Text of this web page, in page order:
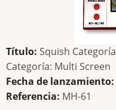
Título: Squish Categoría
Categoría: Multi Screen
Fecha de lanzamiento:
Referencia: MH-61